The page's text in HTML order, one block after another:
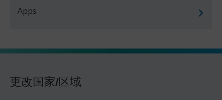
Apps
更改国家/区域